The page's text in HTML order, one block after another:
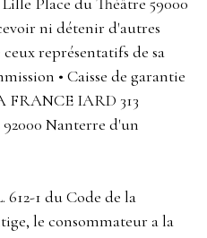
ni détenir d'autres
représentatifs de sa
• Caisse de garantie
FRANCE IARD 313
Nanterre d'un
1 du Code de la
le consommateur a la